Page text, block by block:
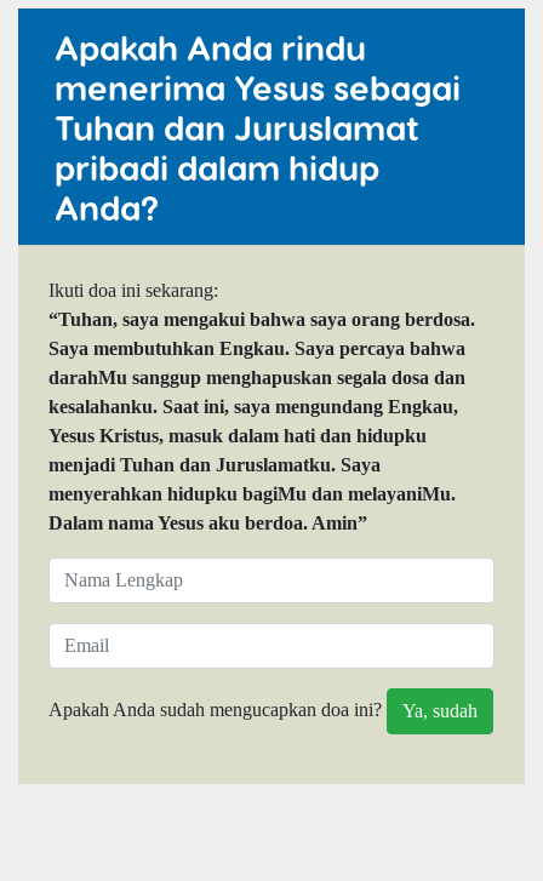
Apakah Anda rindu
menerima Yesus sebagai
Tuhan dan Juruslamat
pribadi dalam hidup
Anda?
Ikuti doa ini sekarang:
“Tuhan, saya mengakui bahwa saya orang berdosa.
Saya membutuhkan Engkau. Saya percaya bahwa
darahMu sanggup menghapuskan segala dosa dan
kesalahanku. Saat ini, saya mengundang Engkau,
Yesus Kristus, masuk dalam hati dan hidupku
menjadi Tuhan dan Juruslamatku. Saya
menyerahkan hidupku bagiMu dan melayaniMu.
Dalam nama Yesus aku berdoa. Amin”
Apakah Anda sudah mengucapkan doa ini?